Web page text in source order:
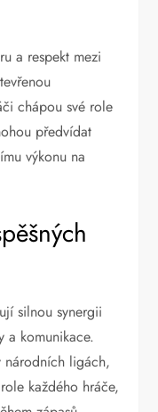
a respekt mezi
chápou své role
předvídat
výkonu na
silnou synergii
a komunikace.
národních ligách,
každého hráče,